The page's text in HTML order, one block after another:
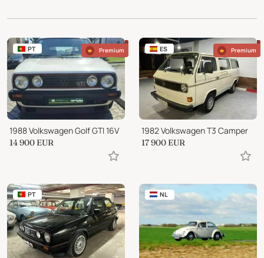
PT Premium
1988 Volkswagen Golf GTI 16V
14 900 EUR
ES Premium
1982 Volkswagen T3 Camper
17 900 EUR
PT NL